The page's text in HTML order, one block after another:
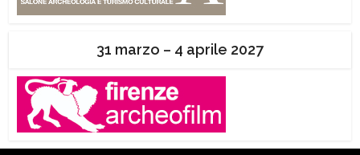
31 marzo – 4 aprile 2027